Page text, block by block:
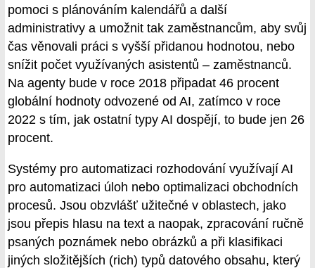
pomoci s plánováním kalendářů a další
administrativy a umožnit tak zaměstnancům, aby svůj
čas věnovali práci s vyšší přidanou hodnotou, nebo
snížit počet využívaných asistentů – zaměstnanců.
Na agenty bude v roce 2018 připadat 46 procent
globální hodnoty odvozené od AI, zatímco v roce
2022 s tím, jak ostatní typy AI dospějí, to bude jen 26
procent.
Systémy pro automatizaci rozhodování využívají AI
pro automatizaci úloh nebo optimalizaci obchodních
procesů. Jsou obzvlášť užitečné v oblastech, jako
jsou přepis hlasu na text a naopak, zpracování ručně
psaných poznámek nebo obrázků a při klasifikaci
jiných složitějších (rich) typů datového obsahu, který